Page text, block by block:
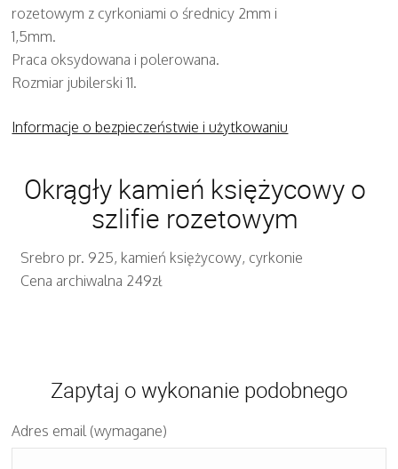
rozetowym z cyrkoniami o średnicy 2mm i
1,5mm.
Praca oksydowana i polerowana.
Rozmiar jubilerski 11.
Informacje o bezpieczeństwie i użytkowaniu
Okrągły kamień księżycowy o
szlifie rozetowym
Srebro pr. 925, kamień księżycowy, cyrkonie
Cena archiwalna 249zł
Zapytaj o wykonanie podobnego
Adres email (wymagane)